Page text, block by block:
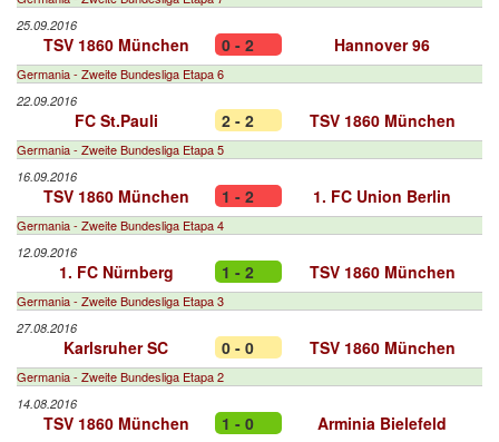
25.09.2016
TSV 1860 München 0 - 2 Hannover 96
Germania - Zweite Bundesliga Etapa 6
22.09.2016
FC St.Pauli 2 - 2 TSV 1860 München
Germania - Zweite Bundesliga Etapa 5
16.09.2016
TSV 1860 München 1 - 2 1. FC Union Berlin
Germania - Zweite Bundesliga Etapa 4
12.09.2016
1. FC Nürnberg 1 - 2 TSV 1860 München
Germania - Zweite Bundesliga Etapa 3
27.08.2016
Karlsruher SC 0 - 0 TSV 1860 München
Germania - Zweite Bundesliga Etapa 2
14.08.2016
TSV 1860 München 1 - 0 Arminia Bielefeld